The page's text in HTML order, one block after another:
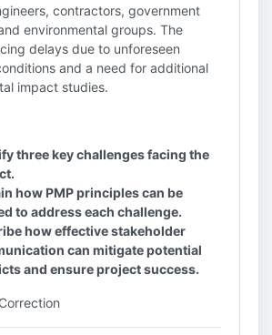
contractors, government
environmental groups. The
delays due to unforeseen
and a need for additional
impact studies.
three key challenges facing the
how PMP principles can be
to address each challenge.
how effective stakeholder
can mitigate potential
and ensure project success.